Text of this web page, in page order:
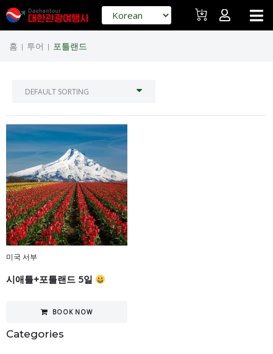
홈 | 투어 | 포틀랜드
Categories
미국 서부
시애틀+포틀랜드 5일
BOOK NOW